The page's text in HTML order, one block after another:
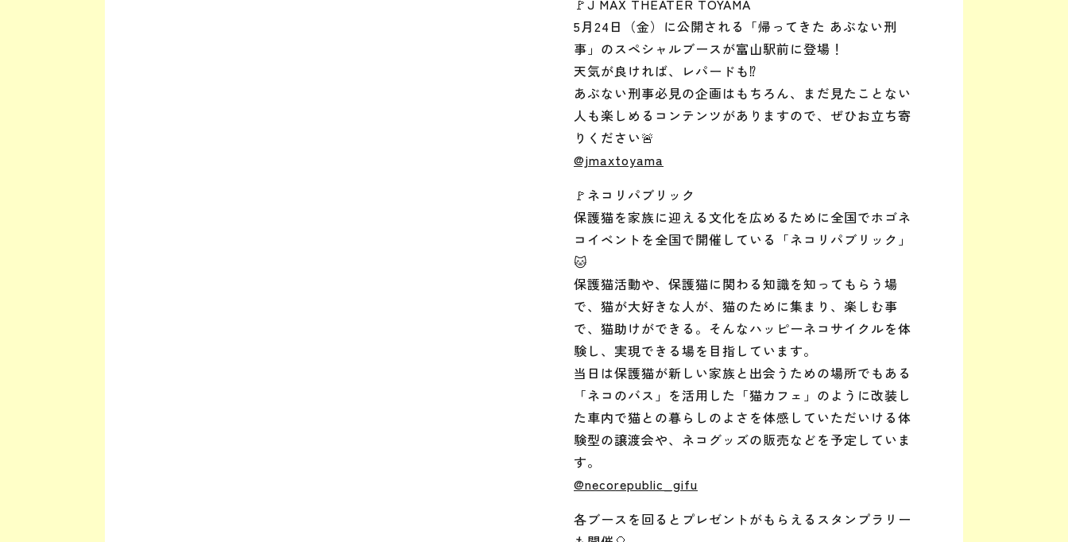
5月24日（金）に公開される「帰ってきた あぶない刑
事」のスペシャルブースが富山駅前に登場！
天気が良ければ、レパードも⁉️
あぶない刑事必見の企画はもちろん、まだ見たことない
人も楽しめるコンテンツがありますので、ぜひお立ち寄
りください🚨
@jmaxtoyama
🚩ネコリパブリック
保護猫を家族に迎える文化を広めるために全国でホゴネ
コイベントを全国で開催している「ネコリパブリック」
🐱
保護猫活動や、保護猫に関わる知識を知ってもらう場
で、猫が大好きな人が、猫のために集まり、楽しむ事
で、猫助けができる。そんなハッピーネコサイクルを体
験し、実現できる場を目指しています。
当日は保護猫が新しい家族と出会うための場所でもある
「ネコのバス」を活用した「猫カフェ」のように改装し
た車内で猫との暮らしのよさを体感していただいける体
験型の譲渡会や、ネコグッズの販売などを予定していま
す。
@necorepublic_gifu
各ブースを回るとプレゼントがもらえるスタンプラリー